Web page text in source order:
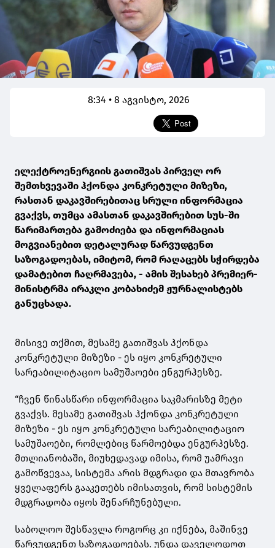
8:34 • 8 აგვისტო, 2026
ელექტროენერგიის გათიშვას პირველ ორ
შემთხვევაში ჰქონდა კონკრეტული მიზეზი,
რასთან დაკავშირებითაც სრული ინფორმაცია
გვაქვს, თუმცა ამასთან დაკავშირებით სუს-ში
წარიმართება გამოძიება და ინფორმაციას
მოგვიანებით დეტალურად წარვუდგენთ
საზოგადოებას, იმიტომ, რომ რაღაცებს სჭირდება
დამატებით ჩაღრმავება, - ამის შესახებ პრემიერ-
მინისტრმა ირაკლი კობახიძემ ჟურნალისტებს
განუცხადა.
მისივე თქმით, მესამე გათიშვას ჰქონდა
კონკრეტული მიზეზი - ეს იყო კონკრეტული
სარეაბილიტაციო სამუშაოები ენგურჰესზე.
“ჩვენ წინასწარი ინფორმაცია საკმარისზე მეტი
გვაქვს. მესამე გათიშვას ჰქონდა კონკრეტული
მიზეზი - ეს იყო კონკრეტული სარეაბილიტაციო
სამუშაოები, რომლებიც წარმოებდა ენგურჰესზე.
მთლიანობაში, მიუხედავად იმისა, რომ უამრავი
გამოწვევაა, სისტემა არის მდგრადი და მთავრობა
ყველაფერს გააკეთებს იმისათვის, რომ სისტემის
მდგრადობა იყოს შენარჩუნებული.
საბოლოო შესწავლა როგორც კი იქნება, მაშინვე
წარვუდგენთ საზოგადოებას. უნდა დაველოდოთ